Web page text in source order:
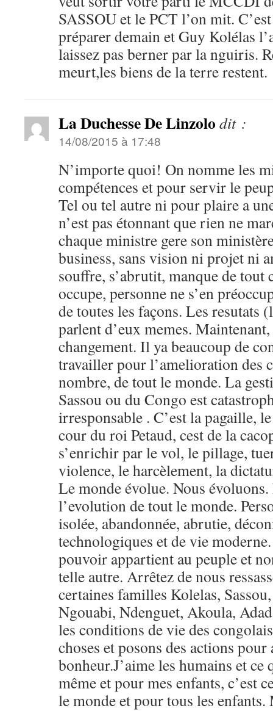
SASSOU et le PCT l’on mit.
préparer demain et Guy Kolélas
laissez pas berner par la nguiris.
meurt,les biens de la terre restent.
La Duchesse De Linzolo dit :
14/08/2015 à 17:48
N’importe quoi! On nomme les
compétences et pour servir le
Tel ou tel autre ni pour plaire a
n’est pas étonnant que rien ne
chaque ministre gere son
business, sans vision ni projet ni
souffre, s’abrutit, manque de tout
occupe, personne ne s’en
de toutes les façons. Les resutats
parlent d’eux memes.
changement. Il ya beaucoup de
travailler pour l’amelioration des
nombre, de tout le monde. La
Sassou ou du Congo est
irresponsable . C’est la pagaille,
cour du roi Petaud, cest de la
s’enrichir par le vol, le pillage,
violence, le harcèlement, la
Le monde évolue. Nous
l’evolution de tout le monde.
isolée, abandonnée, abrutie,
technologiques et de vie moderne.
pouvoir appartient au peuple et
telle autre. Arrêtez de nous
certaines familles Kolelas,
Ngouabi, Ndenguet, Akoula,
les conditions de vie des
choses et posons des actions
bonheur.J’aime les humains et
même et pour mes enfants, c’est
le monde et pour tous les enfants.